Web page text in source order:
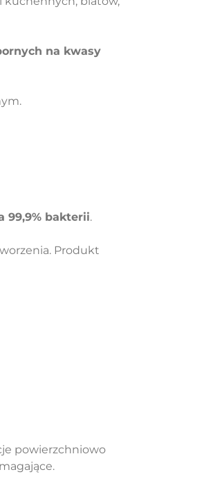
na kwasy
99,9% bakterii.
Produkt
powierzchniowo